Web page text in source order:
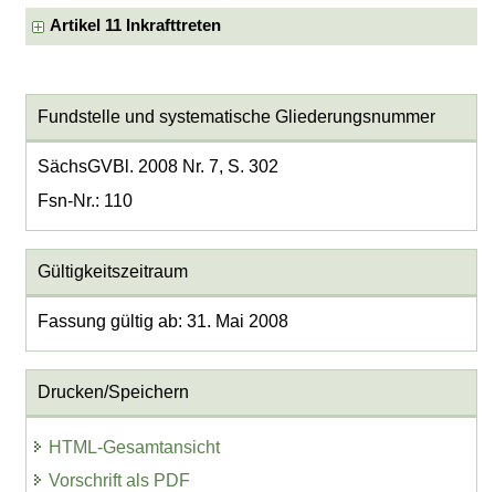
Artikel 11 Inkrafttreten
Fundstelle und systematische Gliederungsnummer
SächsGVBl. 2008 Nr. 7, S. 302
Fsn-Nr.: 110
Gültigkeitszeitraum
Fassung gültig ab: 31. Mai 2008
Drucken/Speichern
HTML-Gesamtansicht
Vorschrift als PDF